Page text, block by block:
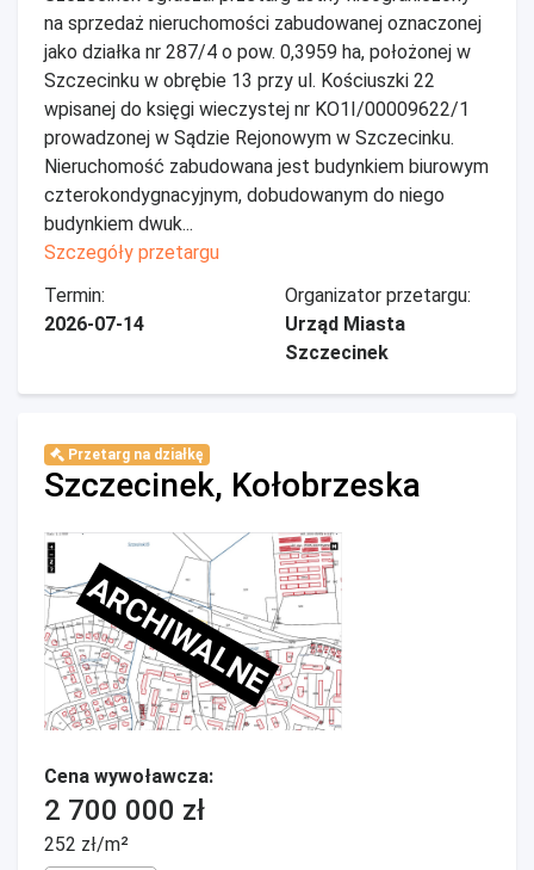
na sprzedaż nieruchomości zabudowanej oznaczonej
jako działka nr 287/4 o pow. 0,3959 ha, położonej w
Szczecinku w obrębie 13 przy ul. Kościuszki 22
wpisanej do księgi wieczystej nr KO1I/00009622/1
prowadzonej w Sądzie Rejonowym w Szczecinku.
Nieruchomość zabudowana jest budynkiem biurowym
czterokondygnacyjnym, dobudowanym do niego
budynkiem dwuk...
Szczegóły przetargu
Termin:
2026-07-14
Organizator przetargu:
Urząd Miasta
Szczecinek
Przetarg na działkę
Szczecinek, Kołobrzeska
ARCHIWALNE
Cena wywoławcza:
2 700 000 zł
252 zł/m²